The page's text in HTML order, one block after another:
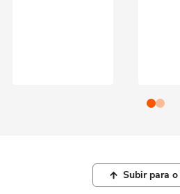
Subir para o